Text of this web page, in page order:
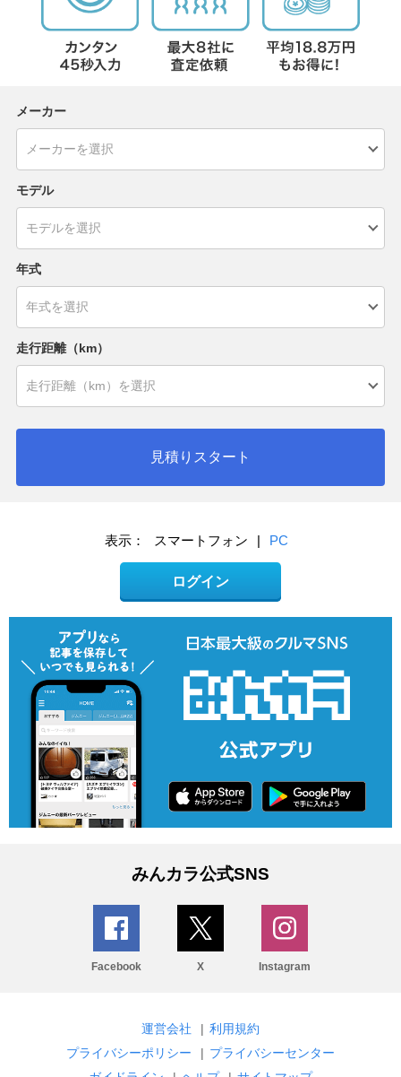
メーカー
モデル
年式
走行距離（km）
見積りスタート
表示： スマートフォン | PC
ログイン
みんカラ公式SNS
Facebook X Instagram
運営会社 | 利用規約
プライバシーポリシー
| プライバシーセンター